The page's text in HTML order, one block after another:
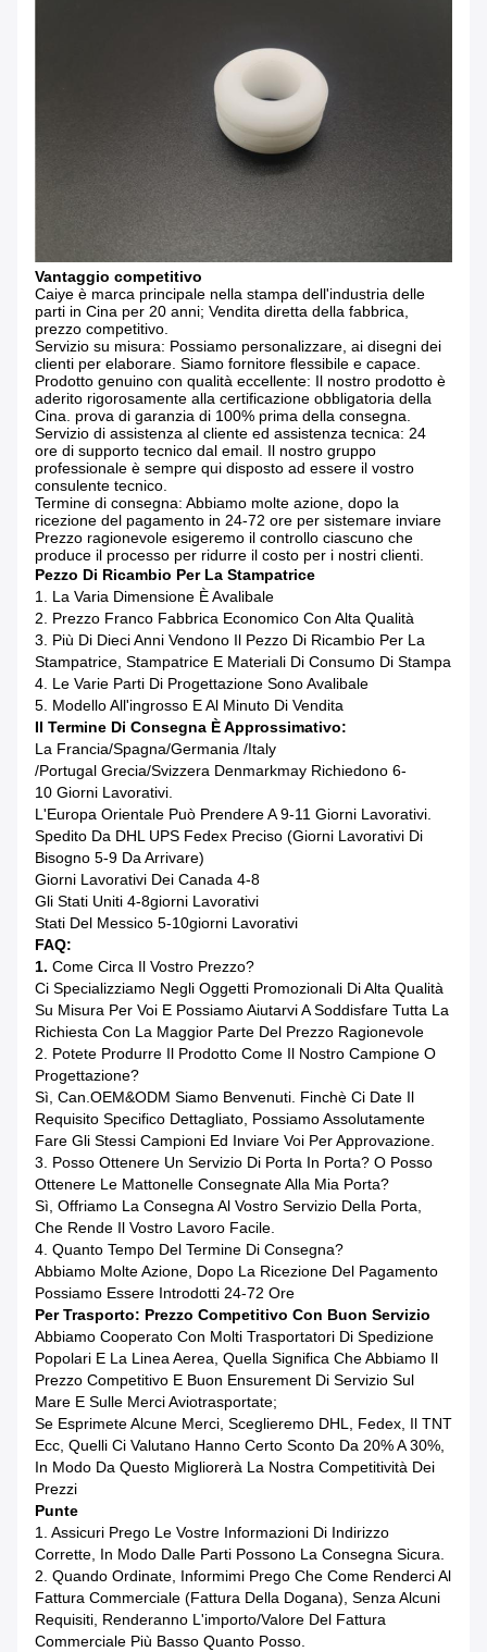
Vantaggio competitivo
Caiye è marca principale nella stampa dell'industria delle
parti in Cina per 20 anni; Vendita diretta della fabbrica,
prezzo competitivo.
Servizio su misura: Possiamo personalizzare, ai disegni dei
clienti per elaborare. Siamo fornitore flessibile e capace.
Prodotto genuino con qualità eccellente: Il nostro prodotto è
aderito rigorosamente alla certificazione obbligatoria della
Cina. prova di garanzia di 100% prima della consegna.
Servizio di assistenza al cliente ed assistenza tecnica: 24
ore di supporto tecnico dal email. Il nostro gruppo
professionale è sempre qui disposto ad essere il vostro
consulente tecnico.
Termine di consegna: Abbiamo molte azione, dopo la
ricezione del pagamento in 24-72 ore per sistemare inviare
Prezzo ragionevole esigeremo il controllo ciascuno che
produce il processo per ridurre il costo per i nostri clienti.
Pezzo Di Ricambio Per La Stampatrice
1. La Varia Dimensione È Avalibale
2. Prezzo Franco Fabbrica Economico Con Alta Qualità
3. Più Di Dieci Anni Vendono Il Pezzo Di Ricambio Per La
Stampatrice, Stampatrice E Materiali Di Consumo Di Stampa
4. Le Varie Parti Di Progettazione Sono Avalibale
5. Modello All'ingrosso E Al Minuto Di Vendita
Il Termine Di Consegna È Approssimativo:
La Francia/Spagna/Germania /Italy
/Portugal Grecia/Svizzera Denmarkmay Richiedono 6-
10 Giorni Lavorativi.
L'Europa Orientale Può Prendere A 9-11 Giorni Lavorativi.
Spedito Da DHL UPS Fedex Preciso (giorni Lavorativi Di
Bisogno 5-9 Da Arrivare)
Giorni Lavorativi Dei Canada 4-8
Gli Stati Uniti 4-8giorni Lavorativi
Stati Del Messico 5-10giorni Lavorativi
FAQ:
1. Come Circa Il Vostro Prezzo?
Ci Specializziamo Negli Oggetti Promozionali Di Alta Qualità
Su Misura Per Voi E Possiamo Aiutarvi A Soddisfare Tutta La
Richiesta Con La Maggior Parte Del Prezzo Ragionevole
2. Potete Produrre Il Prodotto Come Il Nostro Campione O
Progettazione?
Sì, Can.OEM&ODM Siamo Benvenuti. Finchè Ci Date Il
Requisito Specifico Dettagliato, Possiamo Assolutamente
Fare Gli Stessi Campioni Ed Inviare Voi Per Approvazione.
3. Posso Ottenere Un Servizio Di Porta In Porta? O Posso
Ottenere Le Mattonelle Consegnate Alla Mia Porta?
Sì, Offriamo La Consegna Al Vostro Servizio Della Porta,
Che Rende Il Vostro Lavoro Facile.
4. Quanto Tempo Del Termine Di Consegna?
Abbiamo Molte Azione, Dopo La Ricezione Del Pagamento
Possiamo Essere Introdotti 24-72 Ore
Per Trasporto: Prezzo Competitivo Con Buon Servizio
Abbiamo Cooperato Con Molti Trasportatori Di Spedizione
Popolari E La Linea Aerea, Quella Significa Che Abbiamo Il
Prezzo Competitivo E Buon Ensurement Di Servizio Sul
Mare E Sulle Merci Aviotrasportate;
Se Esprimete Alcune Merci, Sceglieremo DHL, Fedex, Il TNT
Ecc, Quelli Ci Valutano Hanno Certo Sconto Da 20% A 30%,
In Modo Da Questo Migliorerà La Nostra Competitività Dei
Prezzi
Punte
1. Assicuri Prego Le Vostre Informazioni Di Indirizzo
Corrette, In Modo Dalle Parti Possono La Consegna Sicura.
2. Quando Ordinate, Informimi Prego Che Come Renderci Al
Fattura Commerciale (fattura Della Dogana), Senza Alcuni
Requisiti, Renderanno L'importo/valore Del Fattura
Commerciale Più Basso Quanto Posso.